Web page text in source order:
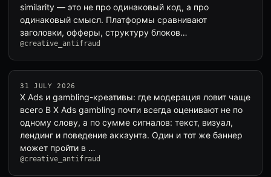
similarity — это не про одинаковый код, а про
одинаковый смысл. Платформы сравнивают
заголовки, офферы, структуру блоков…
@creative_antifraud
31 JULY 2026
X Ads и gambling-креативы: где модерация ловит чаще
всего В X Ads gambling почти всегда оценивают не по
одному слову, а по сумме сигналов: текст, визуал,
лендинг и поведение аккаунта. Один и тот же баннер
может пройти в …
@creative_antifraud